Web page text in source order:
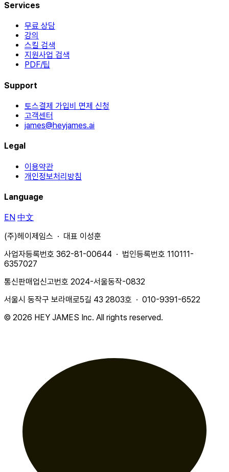
Services
무료 상담
강의
스킬 검색
지원사업 검색
PDF/팁
Support
토스결제 가입비 면제 신청
고객센터
james@heyjames.ai
Legal
이용약관
개인정보처리방침
Language
EN 中文
(주)헤이제임스 · 대표 이성훈
사업자등록번호 362-81-00644 · 법인등록번호 110111-
6357027
통신판매업신고번호 2024-서울동작-0832
서울시 동작구 보라매로5길 43 2803호 · 010-9391-6522
© 2026 HEY JAMES Inc. All rights reserved.